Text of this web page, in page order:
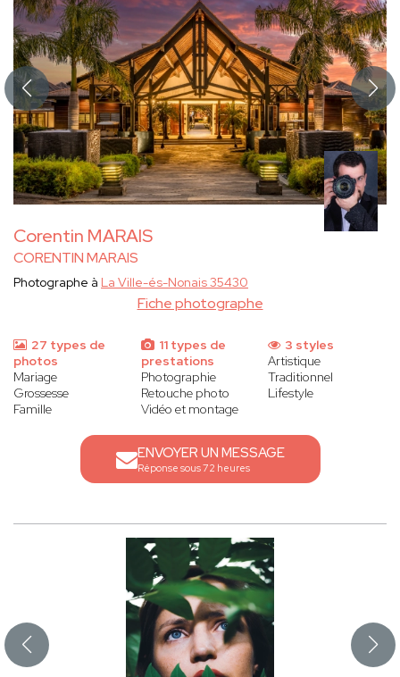
Corentin MARAIS
CORENTIN MARAIS
Fiche photographe
Photographe à La Ville-és-Nonais 35430
27 types de
photos
Mariage
Grossesse
Famille
11 types de
prestations
Photographie
Retouche photo
Vidéo et montage
3 styles
Artistique
Traditionnel
Lifestyle
ENVOYER UN MESSAGE
Réponse sous 72 heures